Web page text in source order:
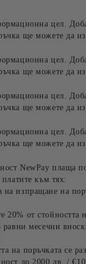
цел.
ще можете да
цел.
ще можете да
цел.
ще можете да
цел.
ще можете да
NewPay плаща
към тях:
изпращане на
20% от стойността
равни месечни
на поръчката се
до 2000 лв. /